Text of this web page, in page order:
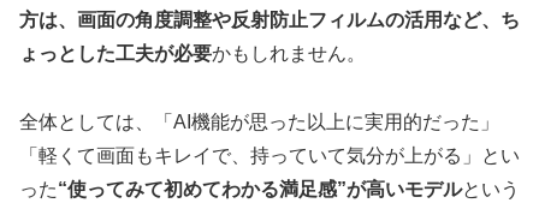
方は、画面の角度調整や反射防止フィルムの活用など、ち
ょっとした工夫が必要かもしれません。
全体としては、「AI機能が思った以上に実用的だった」
「軽くて画面もキレイで、持っていて気分が上がる」とい
った“使ってみて初めてわかる満足感”が高いモデルという